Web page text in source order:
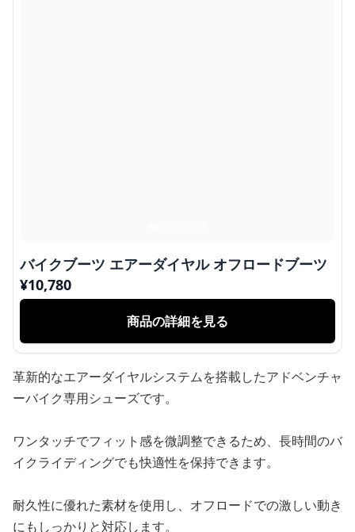
バイクブーツ エアーダイヤル オフロードブーツ
¥10,780
商品の詳細を見る
革新的なエアーダイヤルシステムを搭載したアドベンチャ
ーバイク専用シューズです。
ワンタッチでフィット感を微調整できるため、長時間のバ
イクライディングでも快適性を保持できます。
耐久性に優れた素材を使用し、オフロードでの激しい動き
にもしっかりと対応します。